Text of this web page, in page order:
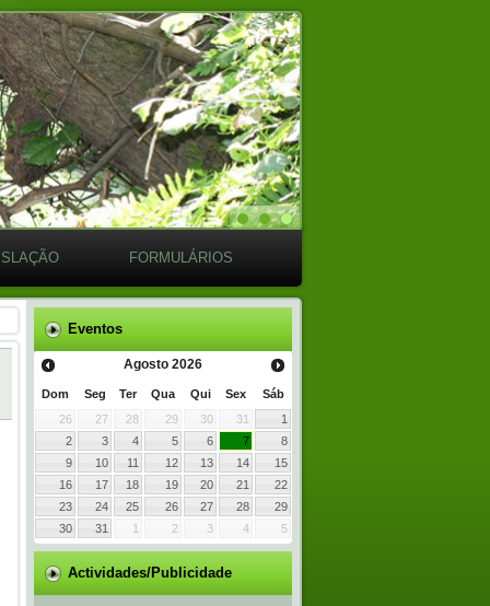
FORMULÁRIOS
Eventos
Agosto 2026
Dom Seg Ter Qua Qui Sex
Sáb
26
27 28 29 30 31
1
2
3 4 5 6 7
8
9
10 11 12 13 14
15
16
17 18 19 20 21
22
23
24 25 26 27 28
29
30
31 1 2 3 4 5
Actividades/Publicidade